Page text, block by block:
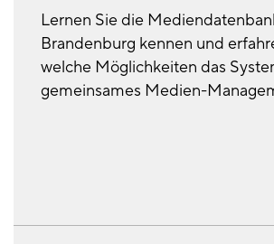
Lernen Sie die
Brandenburg kennen und
welche Möglichkeiten das
gemeinsames Medien-